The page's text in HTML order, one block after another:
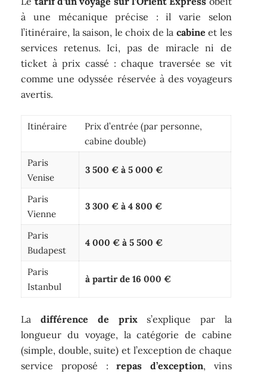
à une mécanique précise : il varie selon
l’itinéraire, la saison, le choix de la cabine et les
services retenus. Ici, pas de miracle ni de
ticket à prix cassé : chaque traversée se vit
comme une odyssée réservée à des voyageurs
avertis.
Itinéraire
Prix d’entrée (par personne,
cabine double)
Paris
Venise
3 500 € à 5 000 €
Paris
Vienne
3 300 € à 4 800 €
Paris
Budapest
4 000 € à 5 500 €
Paris
Istanbul
à partir de 16 000 €
Ladifférence de prix s’explique par la
longueur du voyage, la catégorie de cabine
(simple, double, suite) et l’exception de chaque
service proposé :repas d’exception, vins